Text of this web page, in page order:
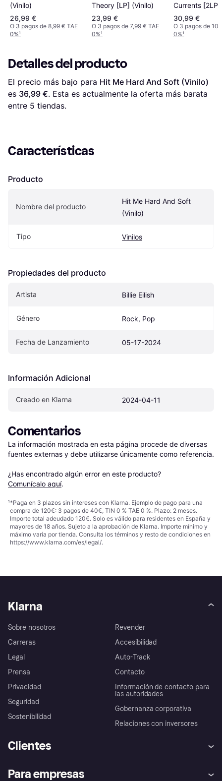
(Vinilo)
26,99 €
O 3 pagos de 8,99 € TAE
0%¹
Theory [LP] (Vinilo)
23,99 €
O 3 pagos de 7,99 € TAE
0%¹
Currents [2LP]
30,99 €
O 3 pagos de
0%¹
Detalles del producto
El precio más bajo para Hit Me Hard And Soft (Vinilo)
es 36,99 €. Esta es actualmente la oferta más barata
entre 5 tiendas.
Características
Producto
Nombre del producto
Hit Me Hard And Soft
(Vinilo)
Tipo Vinilos
Propiedades del producto
Artista Billie Eilish
Género Rock, Pop
Fecha de Lanzamiento 05-17-2024
Información Adicional
Creado en Klarna 2024-04-11
Comentarios
La información mostrada en esta página procede de diversas
fuentes externas y debe utilizarse únicamente como referencia.
¿Has encontrado algún error en este producto?
Comunícalo aquí.
¹*Paga en 3 plazos sin intereses con Klarna. Ejemplo de pago para una
compra de 120€: 3 pagos de 40€, TIN 0 % TAE 0 %. Plazo: 2 meses.
Importe total adeudado 120€. Solo es válido para residentes en España y
mayores de 18 años. Sujeto a la aprobación de Klarna. Importe mínimo y
máximo varía por tienda. Consulta los términos y resto de condiciones en
https://www.klarna.com/es/legal/.
Klarna
Sobre nosotros
Carreras
Legal
Prensa
Privacidad
Seguridad
Sostenibilidad
Revender
Accesibilidad
Auto-Track
Contacto
Información de contacto para
las autoridades
Gobernanza corporativa
Relaciones con inversores
Clientes
Para empresas